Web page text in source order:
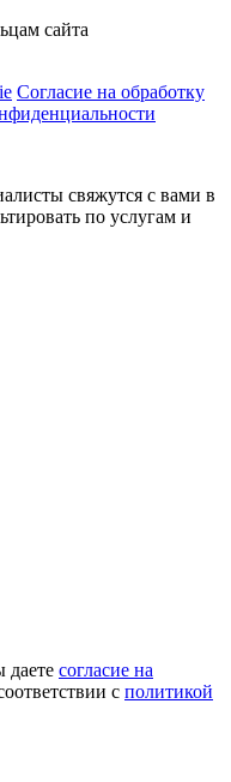
сайта
Согласие на обработку
свяжутся с вами в
по услугам и
даете согласие на
с политикой